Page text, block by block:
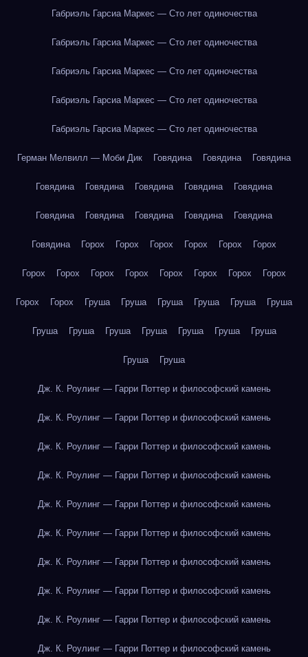
Габриэль Гарсиа Маркес — Сто лет одиночества
Габриэль Гарсиа Маркес — Сто лет одиночества
Габриэль Гарсиа Маркес — Сто лет одиночества
Габриэль Гарсиа Маркес — Сто лет одиночества
Габриэль Гарсиа Маркес — Сто лет одиночества
Герман Мелвилл — Моби Дик Говядина Говядина Говядина
Говядина Говядина Говядина Говядина Говядина
Говядина Говядина Говядина Говядина Говядина
Говядина Горох Горох Горох Горох Горох Горох
Горох Горох Горох Горох Горох Горох Горох Горох
Горох Горох Груша Груша Груша Груша Груша Груша
Груша Груша Груша Груша Груша Груша Груша
Груша Груша
Дж. К. Роулинг — Гарри Поттер и философский камень
Дж. К. Роулинг — Гарри Поттер и философский камень
Дж. К. Роулинг — Гарри Поттер и философский камень
Дж. К. Роулинг — Гарри Поттер и философский камень
Дж. К. Роулинг — Гарри Поттер и философский камень
Дж. К. Роулинг — Гарри Поттер и философский камень
Дж. К. Роулинг — Гарри Поттер и философский камень
Дж. К. Роулинг — Гарри Поттер и философский камень
Дж. К. Роулинг — Гарри Поттер и философский камень
Дж. К. Роулинг — Гарри Поттер и философский камень